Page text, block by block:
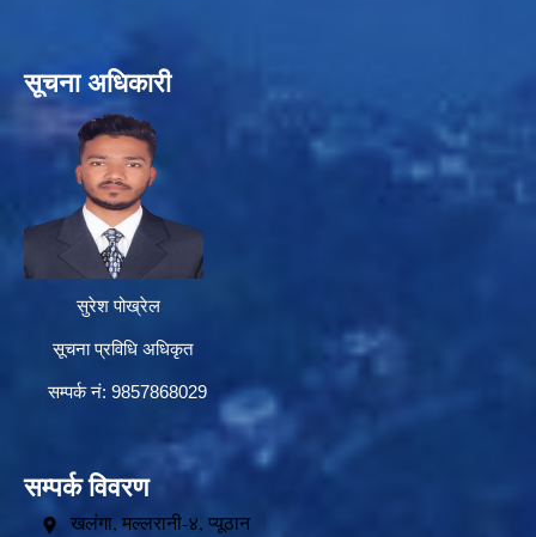
सूचना अधिकारी
सुरेश पोख्रेल
सूचना प्रविधि अधिकृत
सम्पर्क नं: 9857868029
सम्पर्क विवरण
खलंगा, मल्लरानी-४, प्यूठान